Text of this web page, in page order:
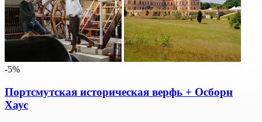
-5%
Портсмутская историческая верфь + Осборн
Хаус